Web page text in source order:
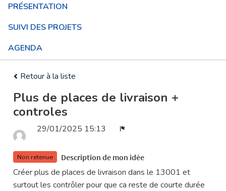
PRÉSENTATION
SUIVI DES PROJETS
AGENDA
Retour à la liste
Plus de places de livraison +
controles
29/01/2025 15:13
Non retenue Description de mon idée
Créer plus de places de livraison dans le 13001 et
surtout les contrôler pour que ca reste de courte durée